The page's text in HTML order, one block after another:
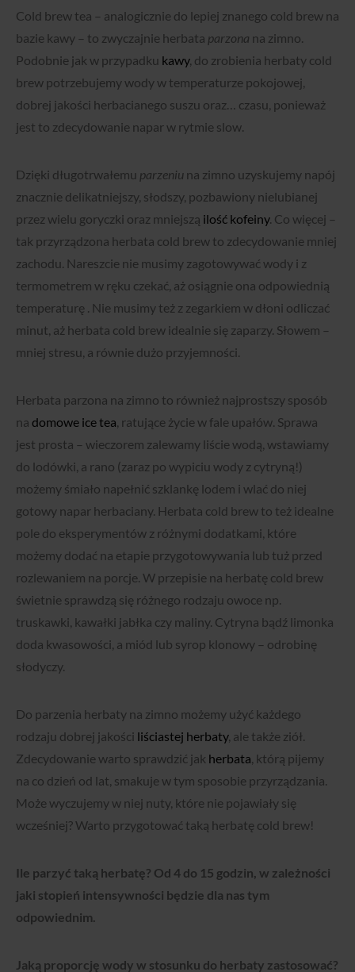
Cold brew tea – analogicznie do lepiej znanego cold brew na
bazie kawy – to zwyczajnie herbata parzona na zimno.
Podobnie jak w przypadku kawy, do zrobienia herbaty cold
brew potrzebujemy wody w temperaturze pokojowej,
dobrej jakości herbacianego suszu oraz… czasu, ponieważ
jest to zdecydowanie napar w rytmie slow.
Dzięki długotrwałemu parzeniu na zimno uzyskujemy napój
znacznie delikatniejszy, słodszy, pozbawiony nielubianej
przez wielu goryczki oraz mniejszą ilość kofeiny. Co więcej –
tak przyrządzona herbata cold brew to zdecydowanie mniej
zachodu. Nareszcie nie musimy zagotowywać wody i z
termometrem w ręku czekać, aż osiągnie ona odpowiednią
temperaturę . Nie musimy też z zegarkiem w dłoni odliczać
minut, aż herbata cold brew idealnie się zaparzy. Słowem –
mniej stresu, a równie dużo przyjemności.
Herbata parzona na zimno to również najprostszy sposób
na domowe ice tea, ratujące życie w fale upałów. Sprawa
jest prosta – wieczorem zalewamy liście wodą, wstawiamy
do lodówki, a rano (zaraz po wypiciu wody z cytryną!)
możemy śmiało napełnić szklankę lodem i wlać do niej
gotowy napar herbaciany. Herbata cold brew to też idealne
pole do eksperymentów z różnymi dodatkami, które
możemy dodać na etapie przygotowywania lub tuż przed
rozlewaniem na porcje. W przepisie na herbatę cold brew
świetnie sprawdzą się różnego rodzaju owoce np.
truskawki, kawałki jabłka czy maliny. Cytryna bądź limonka
doda kwasowości, a miód lub syrop klonowy – odrobinę
słodyczy.
Do parzenia herbaty na zimno możemy użyć każdego
rodzaju dobrej jakości liściastej herbaty, ale także ziół.
Zdecydowanie warto sprawdzić jak herbata, którą pijemy
na co dzień od lat, smakuje w tym sposobie przyrządzania.
Może wyczujemy w niej nuty, które nie pojawiały się
wcześniej? Warto przygotować taką herbatę cold brew!
Ile parzyć taką herbatę? Od 4 do 15 godzin, w zależności
jaki stopień intensywności będzie dla nas tym
odpowiednim.
Jaką proporcję wody w stosunku do herbaty zastosować?